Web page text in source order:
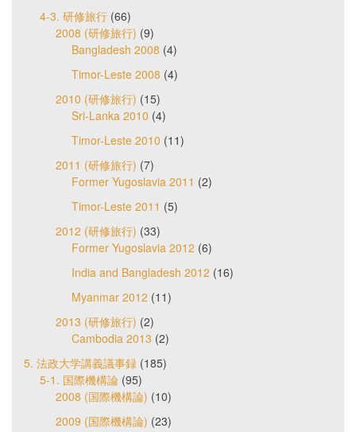
4-3. 研修旅行 (66)
2008 (研修旅行) (9)
Bangladesh 2008 (4)
Timor-Leste 2008 (4)
2010 (研修旅行) (15)
Sri-Lanka 2010 (4)
Timor-Leste 2010 (11)
2011 (研修旅行) (7)
Former Yugoslavia 2011 (2)
Timor-Leste 2011 (5)
2012 (研修旅行) (33)
Former Yugoslavia 2012 (6)
India and Bangladesh 2012 (16)
Myanmar 2012 (11)
2013 (研修旅行) (2)
Cambodia 2013 (2)
5. 法政大学講義議事録 (185)
5-1. 国際機構論 (95)
2008 (国際機構論) (10)
2009 (国際機構論) (23)